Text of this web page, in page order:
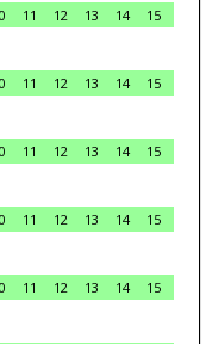
11 12 13 14
15
11 12 13 14
15
11 12 13 14
15
11 12 13 14
15
11 12 13 14
15